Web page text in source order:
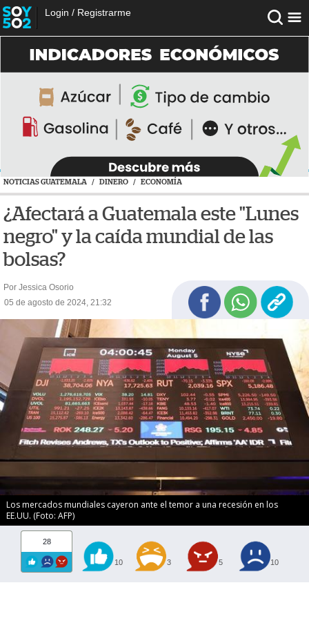
Login / Registrarme
NOTICIAS GUATEMALA / DINERO / ECONOMÍA
¿Afectará a Guatemala este "Lunes
negro" y la caída mundial de las
bolsas?
Por Jessica Osorio
05 de agosto de 2024, 21:32
Los mercados mundiales cayeron ante el temor a una recesión en los
EE.UU. (Foto: AFP)
28
10 3 5 10